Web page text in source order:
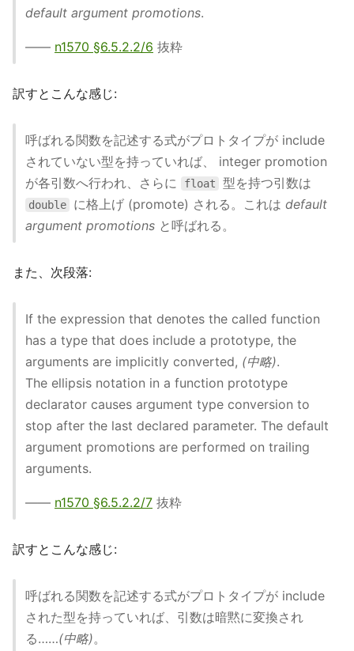
default argument promotions.
—— n1570 §6.5.2.2/6 抜粋
訳すとこんな感じ:
呼ばれる関数を記述する式がプロトタイプが include
されていない型を持っていれば、 integer promotion
が各引数へ行われ、さらに
float 型を持つ引数は
double に格上げ (promote) される。これは default
argument promotions と呼ばれる。
また、次段落:
If the expression that denotes the called function
has a type that does include a prototype, the
arguments are implicitly converted, (中略).
The ellipsis notation in a function prototype
declarator causes argument type conversion to
stop after the last declared parameter. The default
argument promotions are performed on trailing
arguments.
—— n1570 §6.5.2.2/7 抜粋
訳すとこんな感じ:
呼ばれる関数を記述する式がプロトタイプが include
された型を持っていれば、引数は暗黙に変換され
る……(中略)。